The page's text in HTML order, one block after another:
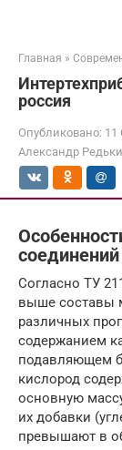
Главная »
россия
Опубликовано: 11
Александр
соединений
Согласно ТУ
выше составы
различных
содержанием
подавляющем
кислород
основную
их добавки
превышают в